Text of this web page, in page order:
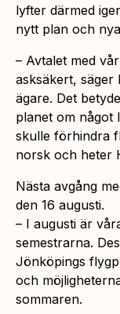
lyfter därmed
nytt plan och
– Avtalet med
asksäkert, säger
ägare. Det
planet om något
skulle förhindra
norsk och heter
Nästa avgång
den 16 augusti.
– I augusti är
semestrarna.
Jönköpings
och
sommaren.